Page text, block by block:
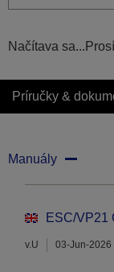
Načítava
Príručky &
Manuály
ESC/VP21
v.U 03-Jun-2026